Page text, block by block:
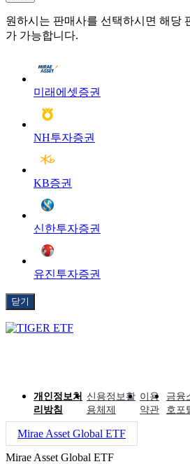
원하시는 판매사를 선택하시면 해당
가 가능합니다.
미래에셋증권
NH투자증권
KB증권
신한투자증권
유진투자증권
닫기
개인정보처
리방침
신용정보활
용체제
이용
약관
금융
호포
Mirae Asset Global ETF
Mirae Asset Global ETF